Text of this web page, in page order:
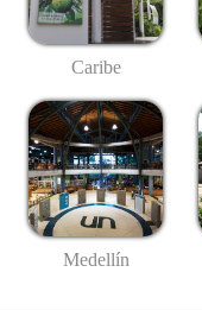
Caribe
Medellín